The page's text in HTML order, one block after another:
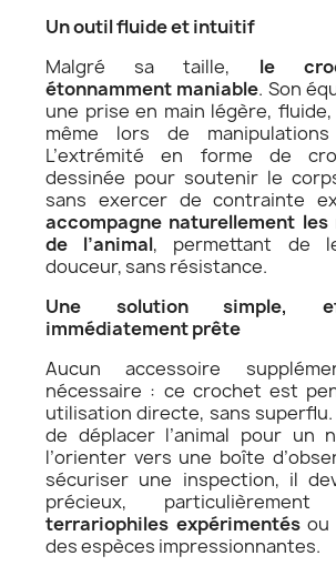
Un outil fluide et intuitif
Malgré sa taille, le
étonnamment maniable. Son
une prise en main légère,
même lors de manipulations
L’extrémité en forme de
dessinée pour soutenir le
sans exercer de contrainte
accompagne naturellement les
de l’animal, permettant de
douceur, sans résistance.
Une solution simple,
immédiatement prête
Aucun accessoire
nécessaire : ce crochet est
utilisation directe, sans superflu.
de déplacer l’animal pour un
l’orienter vers une boîte
sécuriser une inspection, il
précieux,
terrariophiles expérimentésou
des espèces impressionnantes.